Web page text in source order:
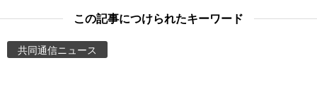
この記事につけられたキーワード
共同通信ニュース